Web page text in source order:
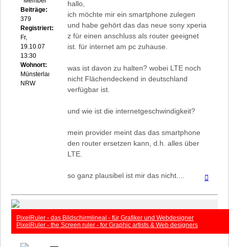
Beiträge:
379
Registriert:
Fr,
19.10.07
13:30
Wohnort:
Münsterland
NRW
hallo,
ich möchte mir ein smartphone zulegen
und habe gehört das das neue sony xperia
z für einen anschluss als router geeignet
ist. für internet am pc zuhause.
was ist davon zu halten? wobei LTE noch
nicht Flächendeckend in deutschland
verfügbar ist.
und wie ist die internetgeschwindigkeit?
mein provider meint das das smartphone
den router ersetzen kann, d.h. alles über
LTE.
so ganz plausibel ist mir das nicht....
PixelRuler - das Bildschirmlineal - für Grafiker und Webdesigner
PixelRuler - the Screen ruler - for Graphic artists & Web designers